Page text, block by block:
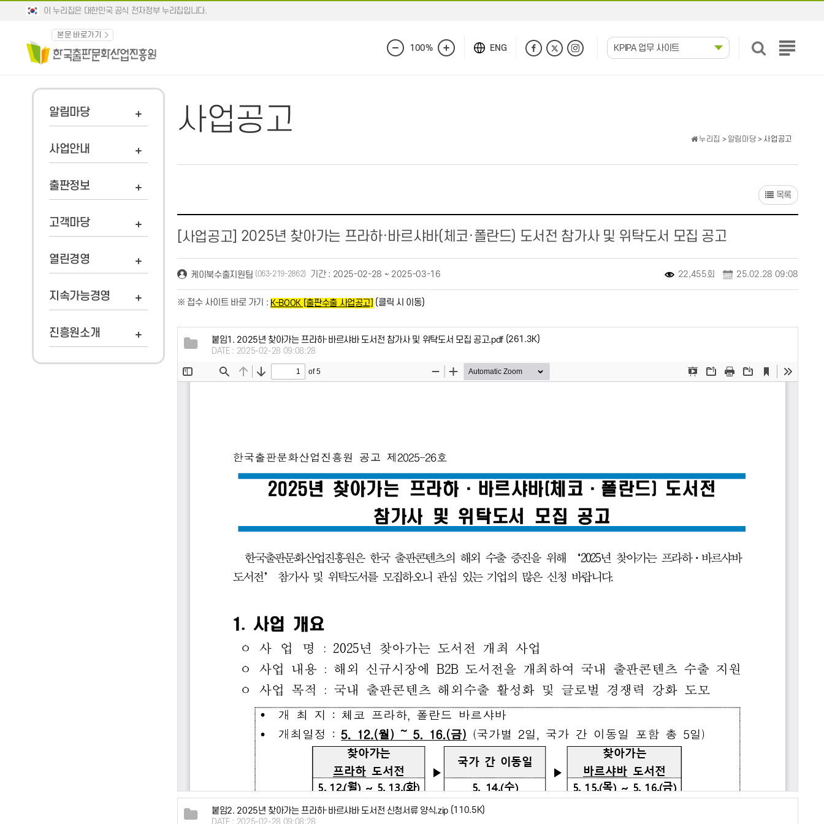
이 누리집은 대한민국 공식 전자정부 누리집입니다.
본문 바로가기
화
100%
화
ENG KPIPA 업무 사이트
전
알림마당
사업안내
출판정보
고객마당
열린경영
지속가능경영
진흥원소개
사업공고
누리집 > 알림마당 > 사업공고
목록
[사업공고] 2025년 찾아가는 프라하·바르샤바(체코·폴란드) 도서전 참가사 및 위탁도서 모집 공고
케이북수출지원팀 (063-219-2862) 기간 : 2025-02-28 ~ 2025-03-16 22,455회 25.02.28 09:08
※ 접수 사이트 바로 가기 : K-BOOK [출판수출 사업공고] (클릭 시 이동)
붙임1. 2025년 찾아가는 프라하·바르샤바 도서전 참가사 및 위탁도서 모집 공고.pdf(261.3K)
DATE : 2025-02-28 09:08:28
붙임2. 2025년 찾아가는 프라하·바르샤바 도서전 신청서류 양식.zip (110.5K)
DATE : 2025-02-28 09:08:28